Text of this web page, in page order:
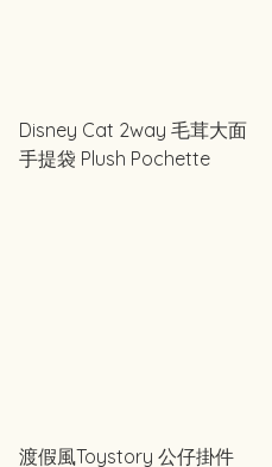
Disney Cat 2way 毛茸大面
手提袋 Plush Pochette
渡假風Toystory 公仔掛件